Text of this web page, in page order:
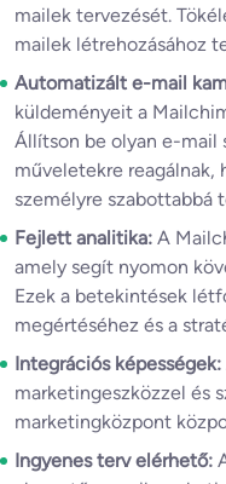
mailek tervezését.
mailek létrehozásához
Automatizált e-mail
küldeményeit a
Állítson be olyan e-mail
műveletekre reagálnak,
személyre szabottabbá
Fejlett analitika: A
amely segít nyomon
Ezek a betekintések
megértéséhez és a
Integrációs képességek:
marketingeszközzel és
marketingközpont
Ingyenes terv elérhető: